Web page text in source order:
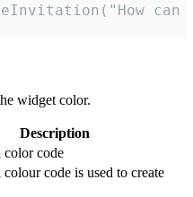
widget color.
Description
color code
code is used to create